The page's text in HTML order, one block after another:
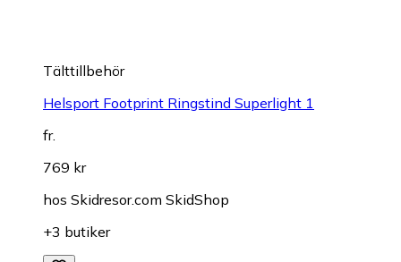
Tälttillbehör
Helsport Footprint Ringstind Superlight 1
fr.
769 kr
hos Skidresor.com SkidShop
+3 butiker